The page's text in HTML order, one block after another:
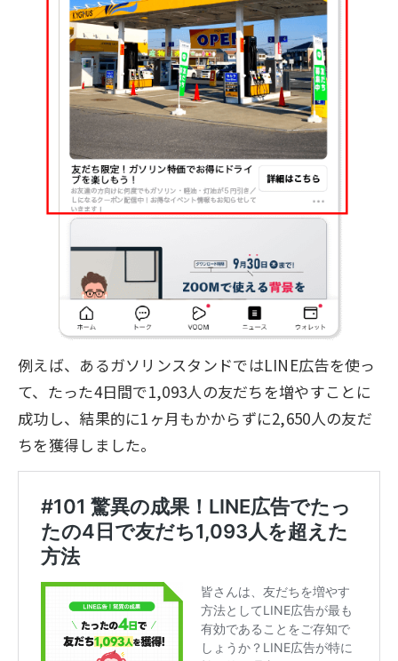
例えば、あるガソリンスタンドではLINE広告を使っ
て、 たった4日間で1,093人の友だちを増やすことに
成功し、結果的に1ヶ月もかからずに2,650人の友だ
ちを獲得 しました。